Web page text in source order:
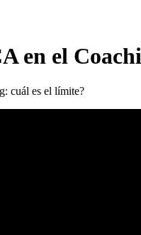
en el
cuál es el límite?